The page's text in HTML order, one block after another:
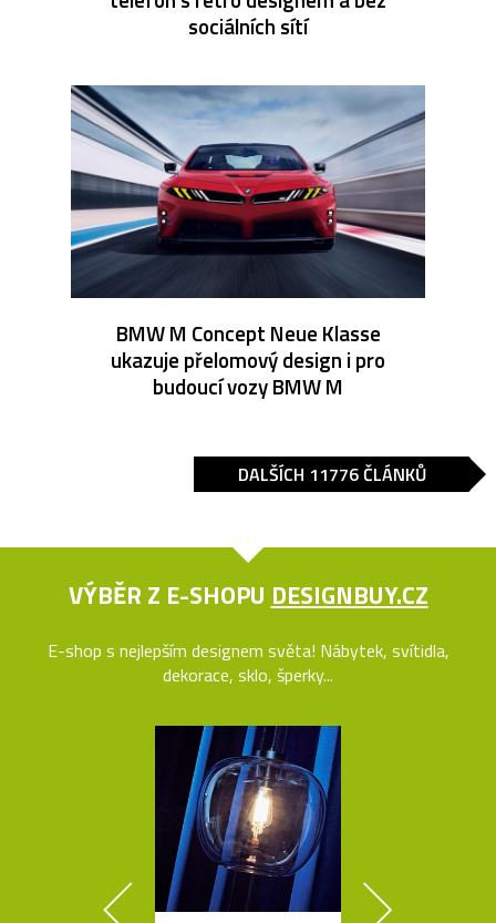
sociálních sítí
BMW M Concept Neue Klasse
ukazuje přelomový design i pro
budoucí vozy BMW M
DALŠÍCH 11776 ČLÁNKŮ
VÝBĚR Z E-SHOPU DESIGNBUY.CZ
E-shop s nejlepším designem světa! Nábytek, svítidla,
dekorace, sklo, šperky...